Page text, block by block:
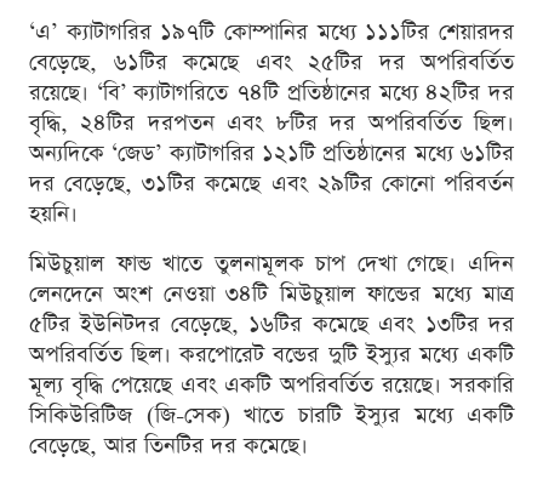
‘এ’ ক্যাটাগরির ১৯৭টি কোম্পানির মধ্যে ১১১টির শেয়ারদর
বেড়েছে, ৬১টির কমেছে এবং ২৫টির দর অপরিবর্তিত
রয়েছে। ‘বি’ ক্যাটাগরিতে ৭৪টি প্রতিষ্ঠানের মধ্যে ৪২টির দর
বৃদ্ধি, ২৪টির দরপতন এবং ৮টির দর অপরিবর্তিত ছিল।
অন্যদিকে ‘জেড’ ক্যাটাগরির ১২১টি প্রতিষ্ঠানের মধ্যে ৬১টির
দর বেড়েছে, ৩১টির কমেছে এবং ২৯টির কোনো পরিবর্তন
হয়নি।
মিউচুয়াল ফান্ড খাতে তুলনামূলক চাপ দেখা গেছে। এদিন
লেনদেনে অংশ নেওয়া ৩৪টি মিউচুয়াল ফান্ডের মধ্যে মাত্র
৫টির ইউনিটদর বেড়েছে, ১৬টির কমেছে এবং ১৩টির দর
অপরিবর্তিত ছিল। করপোরেট বন্ডের দুটি ইস্যুর মধ্যে একটি
মূল্য বৃদ্ধি পেয়েছে এবং একটি অপরিবর্তিত রয়েছে। সরকারি
সিকিউরিটিজ (জি-সেক) খাতে চারটি ইস্যুর মধ্যে একটি
বেড়েছে, আর তিনটির দর কমেছে।